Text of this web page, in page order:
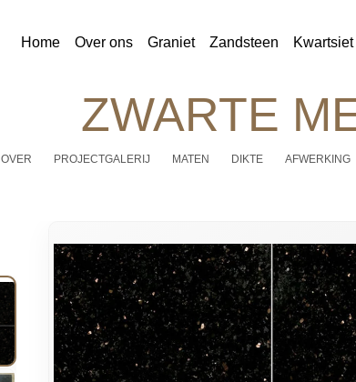
Home Over ons Graniet Zandsteen Kwartsiet
ZWARTE
OVER PROJECTGALERIJ MATEN DIKTE AFWERKING